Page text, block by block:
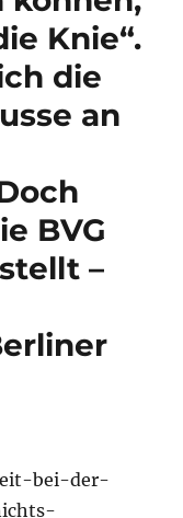
Knie“.
die
an
BVG
–
bei-der-